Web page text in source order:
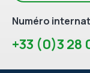
Numéro
+33 (0)3 28